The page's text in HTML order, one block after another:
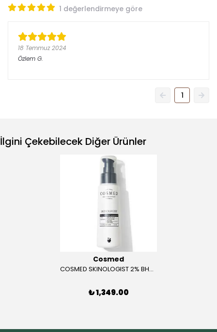
1 değerlendirmeye göre
18 Temmuz 2024
Özlem G.
1
İlgini Çekebilecek Diğer Ürünler
Cosmed
COSMED SKINOLOGIST 2% BHA Concentrate
₺ 1,349.00